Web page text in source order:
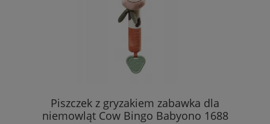
Piszczek z gryzakiem zabawka dla
niemowląt Cow Bingo Babyono 1688